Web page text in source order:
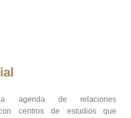
agenda de relaciones
con centros de estudios que